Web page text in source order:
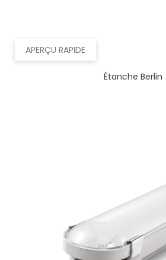
APERÇU RAPIDE
Étanche Berlin